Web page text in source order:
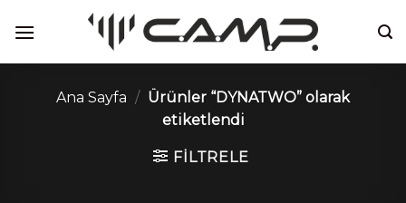
atla
Ana Sayfa / Ürünler “DYNATWO” olarak
etiketlendi
FILTRELE